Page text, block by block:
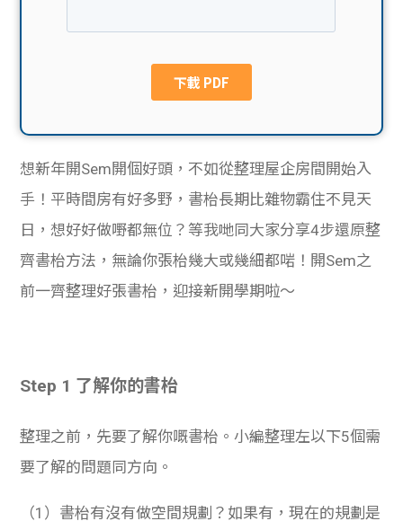
網上
私人
貸款
計數
機
校園
Gui
理財
Gui
de
想新年開Sem開個好頭，不如從整理屋企房間開始入
手！平時間房有好多野，書枱長期比雜物霸住不見天
日，想好好做嘢都無位？等我哋同大家分享4步還原整
齊書枱方法，無論你張枱幾大或幾細都啱！開Sem之
前一齊整理好張書枱，迎接新開學期啦～
Step 1 了解你的書枱
整理之前，先要了解你嘅書枱。小編整理左以下5個需
要了解的問題同方向。
（1）書枱有沒有做空間規劃？如果有，現在的規劃是